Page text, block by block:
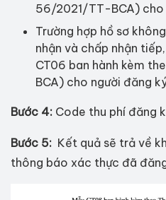
56/2021/TT-BCA) cho
Trường hợp hồ sơ
nhận và chấp nhận
CT06 ban hành kèm
BCA) cho người đăng
Bước 4: Code thu phí đăng
Bước 5: Kết quả sẽ trả về
thông báo xác thực đã